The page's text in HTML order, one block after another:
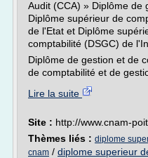
Audit (CCA) » Diplôme de
Diplôme supérieur de
de l'Etat et Diplôme
comptabilité (DSGC) de
Diplôme de gestion et de
de comptabilité et de
Lire la suite
Site : http://www.cnam-
Thèmes liés : diplome
cnam / diplome superieur